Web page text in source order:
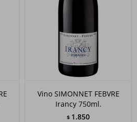
Vino SIMONNET FEBVRE
Irancy 750ml.
$ 1.850